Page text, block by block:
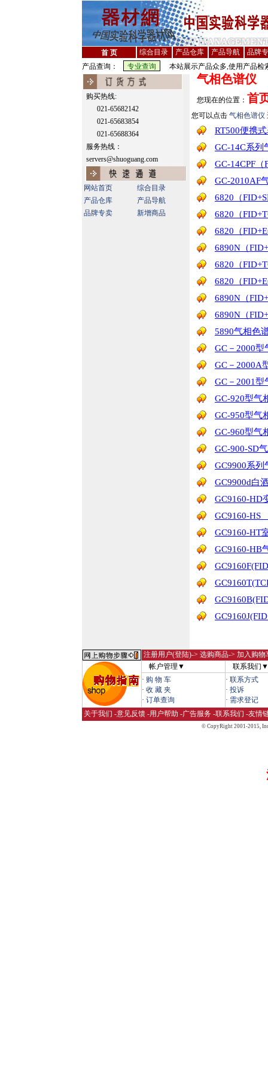
首 页 综合目录 产品仓库 产品导航
品牌
产品查询：
本站展示产品众多,使用产品检
购买热线:
021-65682142
021-65683854
021-65688364
服务热线：
servers@shuoguang.com
网站首页
综合目录
产品仓库
产品导航
品牌专卖
新增商品
气相色谱仪
您现在的位置： 首
您可以点击 气相色谱仪
RT500便携
GC-14C系列
GC-14CPF
GC-2010AF
6820（
6820（
6820（
6890N（
6820（
6820（
6890N（
6890N（
5890气相色
GC－2000型
GC－2000A
GC－2001型
GC-920型气
GC-950型气
GC-960型气
GC-900-SD
GC9900系列
GC9900d白
GC9160-HD
GC9160-HS
GC9160-HT
GC9160-HB
注册用户(登陆)-> 选购商品-> 加入购
帐户管理▼
联系我们▼
· 购 物 车
· 收 藏 夹
· 订单查询
· 联系方式
· 投诉
· 需求登记
关于我们 -意见反馈 -用户帮助 -广告服务 -联系我们 -友情
© CopyRight 2001-2015,